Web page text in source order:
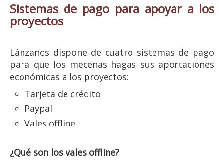
Sistemas de pago para apoyar a los
proyectos
Lánzanos dispone de cuatro sistemas de pago
para que los mecenas hagas sus aportaciones
económicas a los proyectos:
Tarjeta de crédito
Paypal
Vales offline
¿Qué son los vales offline?